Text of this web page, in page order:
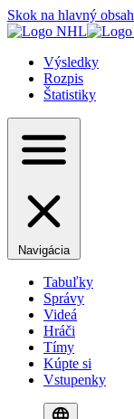
Skok na hlavný obsah
Výsledky
Rozpis
Štatistiky
Navigácia
Tabuľky
Správy
Videá
Hráči
Tímy
Kúpte si
Vstupenky